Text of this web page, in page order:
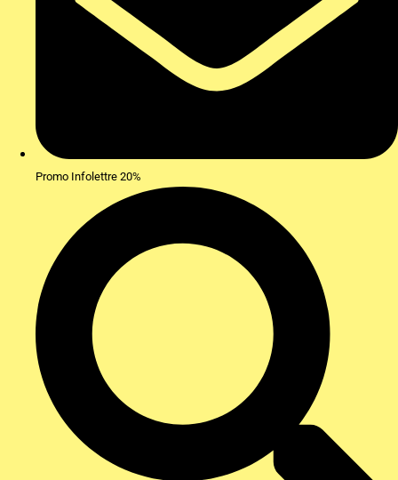
Promo Infolettre 20%